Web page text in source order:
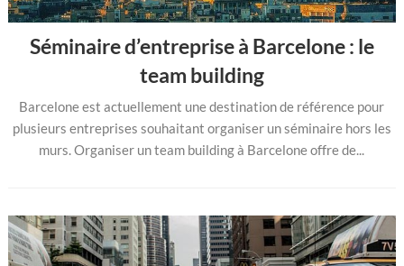
Séminaire d’entreprise à Barcelone : le
team building
Barcelone est actuellement une destination de référence pour
plusieurs entreprises souhaitant organiser un séminaire hors les
murs. Organiser un team building à Barcelone offre de...